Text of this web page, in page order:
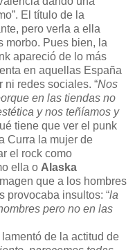
El título de la
pero verla a ella
morbo. Pues bien, la
apareció de lo más
en aquellas España
redes sociales. “Nos
en las tiendas no
y nos teñíamos y
tiene que ver el punk
Curra la mujer de
el rock como
ella o Alaska
que a los hombres
provocaba insultos: “la
pero no en las
de la actitud de